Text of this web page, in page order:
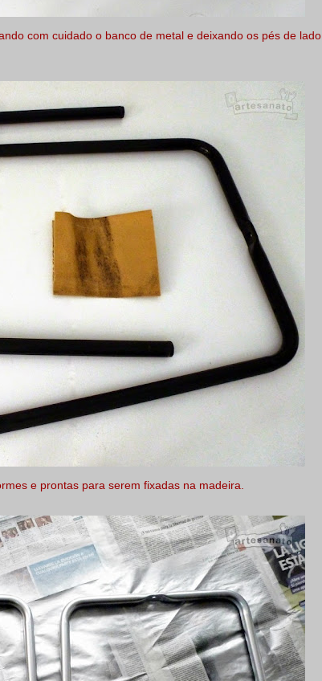
com cuidado o banco de metal e deixando os pés de lado
e prontas para serem fixadas na madeira.